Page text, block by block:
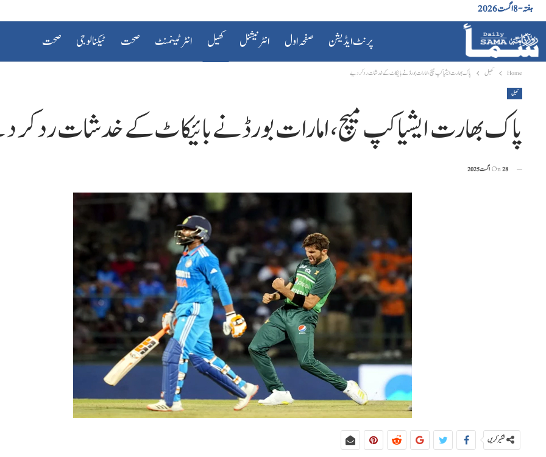
ہفتہ - 8 اگست 2026
پرنٹ ایڈیشن صفحہ اول انٹرنیشنل کھیل انٹرٹینمنٹ صحت ٹیکنالوجی صحت
Home کھیل پاک بھارت ایشیا کپ میچ، امارات بورڈ نے بائیکاٹ کے خدشات رد کر دیے
کھیل
پاک بھارت ایشیا کپ میچ، امارات بورڈ نے بائیکاٹ کے خدشات رد کر
On28 اگست 2025
شئیر کریں